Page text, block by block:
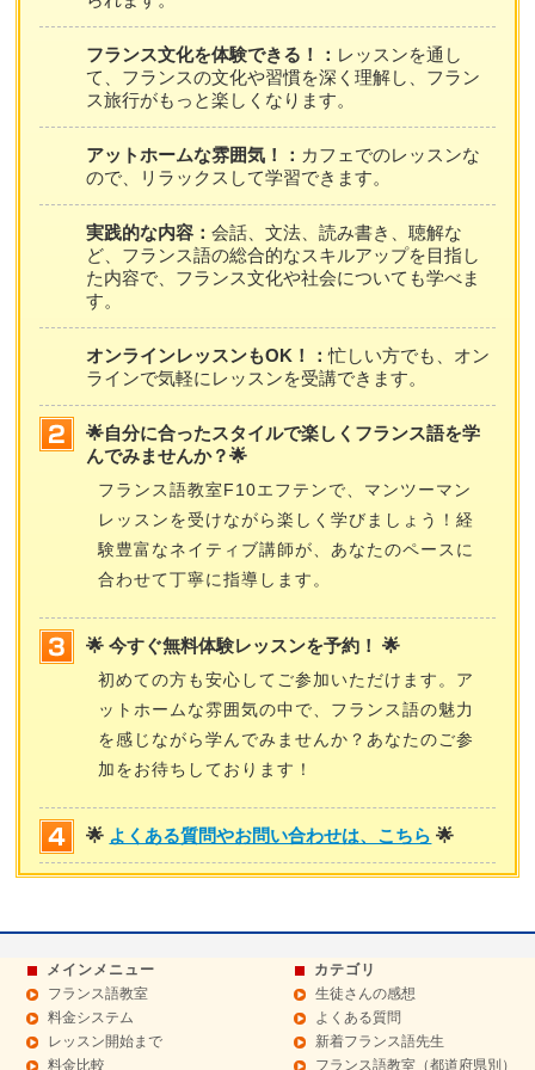
フランス文化を体験できる！： レッスンを通し
て、フランスの文化や習慣を深く理解し、フラン
ス旅行がもっと楽しくなります。
アットホームな雰囲気！： カフェでのレッスンな
ので、リラックスして学習できます。
実践的な内容：会話、文法、読み書き、聴解な
ど、フランス語の総合的なスキルアップを目指し
た内容で、フランス文化や社会についても学べま
す。
オンラインレッスンもOK！：忙しい方でも、オン
ラインで気軽にレッスンを受講できます。
🌟自分に合ったスタイルで楽しくフランス語を学
んでみませんか？🌟
フランス語教室F10エフテンで、マンツーマン
レッスンを受けながら楽しく学びましょう！経
験豊富なネイティブ講師が、あなたのペースに
合わせて丁寧に指導します。
🌟 今すぐ無料体験レッスンを予約！ 🌟
初めての方も安心してご参加いただけます。ア
ットホームな雰囲気の中で、フランス語の魅力
を感じながら学んでみませんか？あなたのご参
加をお待ちしております！
🌟 よくある質問やお問い合わせは、こちら 🌟
メインメニュー
フランス語教室
料金システム
レッスン開始まで
料金比較
カテゴリ
生徒さんの感想
よくある質問
新着フランス語先生
フランス語教室（都道府県別）